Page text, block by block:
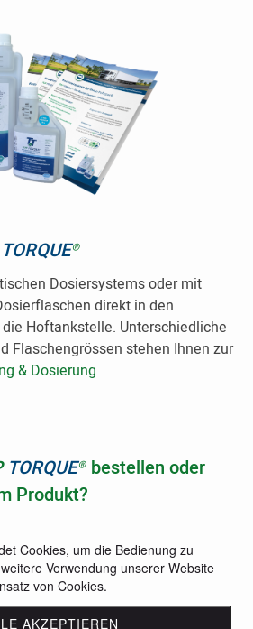
TORQUE®
Dosiersystemsoder mit
direkt in den
Hoftankstelle. Unterschiedliche
Flaschengrössen stehen Ihnen zur
& Dosierung
TORQUE® bestellen oder
Produkt?
.
Anfrage!
Cookies, um die Bedienung zu
Verwendung unserer Website
von Cookies.
AKZEPTIEREN